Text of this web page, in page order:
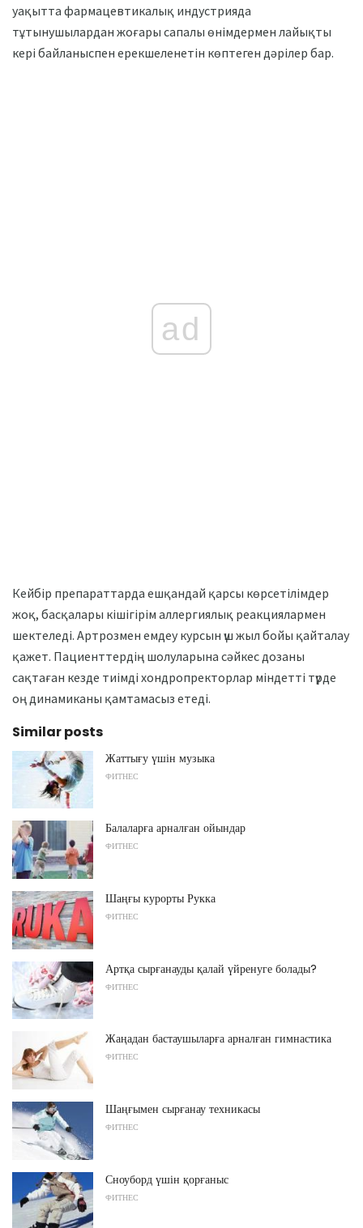
уақытта фармацевтикалық индустрияда
тұтынушылардан жоғары сапалы өнімдермен лайықты
кері байланыспен ерекшеленетін көптеген дәрілер бар.
ad
Кейбір препараттарда ешқандай қарсы көрсетілімдер
жоқ, басқалары кішігірім аллергиялық реакциялармен
шектеледі. Артрозмен емдеу курсын үш жыл бойы қайталау
қажет. Пациенттердің шолуларына сәйкес дозаны
сақтаған кезде тиімді хондропректорлар міндетті түрде
оң динамиканы қамтамасыз етеді.
Similar posts
Жаттығу үшін музыка
ФИТНЕС
Балаларға арналған ойындар
ФИТНЕС
Шаңғы курорты Рукка
ФИТНЕС
Артқа сырғанауды қалай үйренуге болады?
ФИТНЕС
Жаңадан бастаушыларға арналған гимнастика
ФИТНЕС
Шаңғымен сырғанау техникасы
ФИТНЕС
Сноуборд үшін қорғаныс
ФИТНЕС